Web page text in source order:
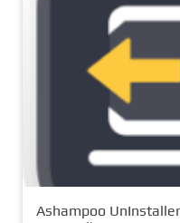
Ashampoo